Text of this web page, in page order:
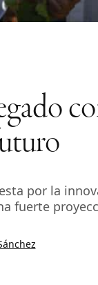
por la
fuerte